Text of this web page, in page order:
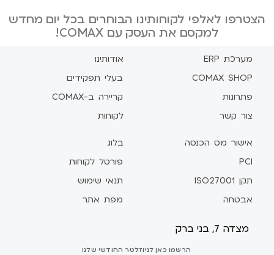
הצטרפו לאלפי לקוחותינו הבוחרים בכל יום מחדש
למקסם את העסק עם COMAX!
מערכת ERP
COMAX SHOP
פתרונות
צור קשר
אודותינו
בעלי תפקידים
קריירה ב-COMAX
לקוחות
אישור מס הכנסה
PCI
תקן ISO27001
אבטחה
בלוג
פורטל לקוחות
תנאי שימוש
מפת אתר
מצדה 7, בני ברק
הרשמו כאן לניוזלטר החודשי שלנו